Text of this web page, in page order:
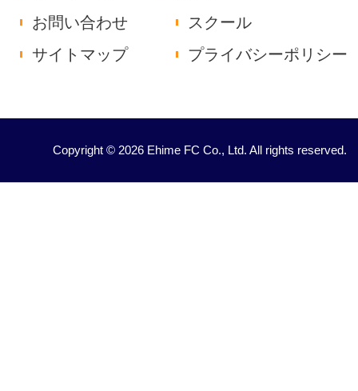
お問い合わせ
スクール
サイトマップ
プライバシーポリシー
Copyright © 2026 Ehime FC Co., Ltd. All rights reserved.